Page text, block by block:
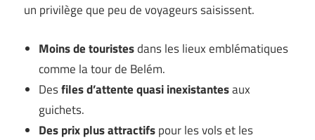
un privilège que peu de voyageurs saisissent.
Moins de touristesdans les lieux emblématiques
comme la tour de Belém.
Desfiles d’attente quasi inexistantesaux
guichets.
Des prix plus attractifspour les vols et les